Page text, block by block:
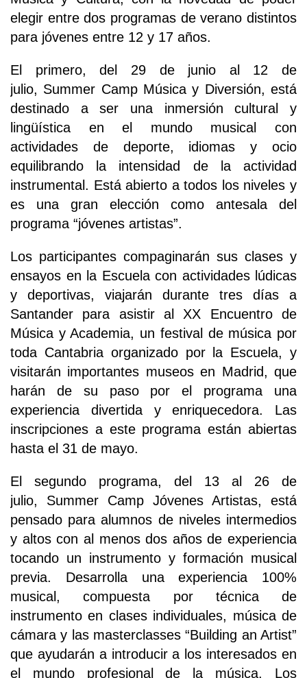
elegir entre dos programas de verano distintos
para jóvenes entre 12 y 17 años.
El primero, del 29 de junio al 12 de
julio, Summer Camp Música y Diversión, está
destinado a ser una inmersión cultural y
lingüística en el mundo musical con
actividades de deporte, idiomas y ocio
equilibrando la intensidad de la actividad
instrumental. Está abierto a todos los niveles y
es una gran elección como antesala del
programa “jóvenes artistas”.
Los participantes compaginarán sus clases y
ensayos en la Escuela con actividades lúdicas
y deportivas, viajarán durante tres días a
Santander para asistir al XX Encuentro de
Música y Academia, un festival de música por
toda Cantabria organizado por la Escuela, y
visitarán importantes museos en Madrid, que
harán de su paso por el programa una
experiencia divertida y enriquecedora. Las
inscripciones a este programa están abiertas
hasta el 31 de mayo.
El segundo programa, del 13 al 26 de
julio, Summer Camp Jóvenes Artistas, está
pensado para alumnos de niveles intermedios
y altos con al menos dos años de experiencia
tocando un instrumento y formación musical
previa. Desarrolla una experiencia 100%
musical, compuesta por técnica de
instrumento en clases individuales, música de
cámara y las masterclasses “Building an Artist”
que ayudarán a introducir a los interesados en
el mundo profesional de la música. Los